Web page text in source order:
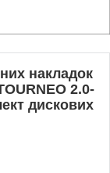
накладок
2.0-
дискових